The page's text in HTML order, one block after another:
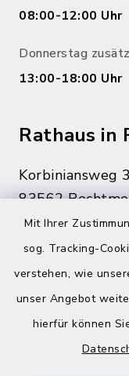
Mit Ihrer
sog. Tracking-
verstehen, wie
unser Angebot
hierfür können
08:00-12:00 Uhr
Donnerstag
13:00-18:00 Uhr
Rathaus in
Korbiniansweg 3
83562
08076 499
08076 8595